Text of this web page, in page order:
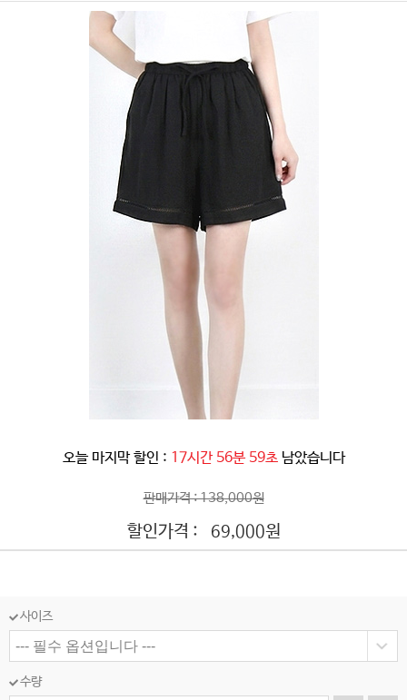
오늘 마지막 할인 : 17시간 56분 56초 남았습니다
판매가격 : 138,000원
할인가격 : 69,000원
사이즈
수량